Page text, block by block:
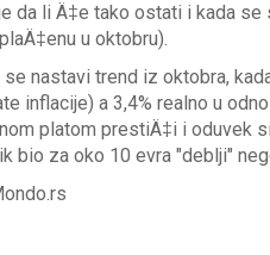
da li Ä‡e tako ostati i kada
u oktobru).
nastavi trend iz oktobra,
inflacije) a 3,4% realno u
platom prestiÄ‡i i oduvek
bio za oko 10 evra "deblji"